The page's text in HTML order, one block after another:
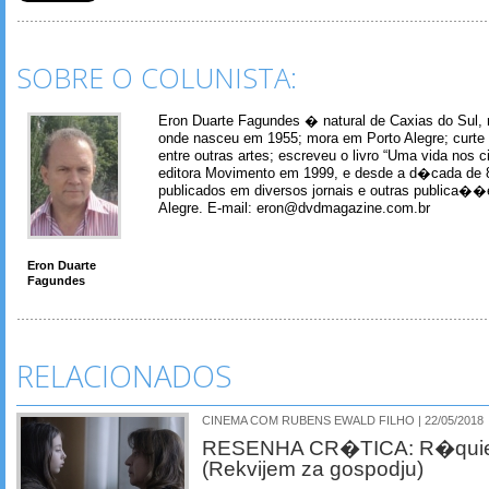
SOBRE O COLUNISTA:
Eron Duarte
Fagundes
Eron Duarte Fagundes � natural de Caxias do Sul,
onde nasceu em 1955; mora em Porto Alegre;
entre outras artes; escreveu o livro “Uma vida nos
editora Movimento em 1999, e desde a d�cada de
publicados em diversos jornais e outras
Alegre. E-mail: eron@dvdmagazine.com.br
RELACIONADOS
CINEMA COM RUBENS EWALD FILHO | 22/05/2018
RESENHA CR�TICA:
(Rekvijem za gospodju)